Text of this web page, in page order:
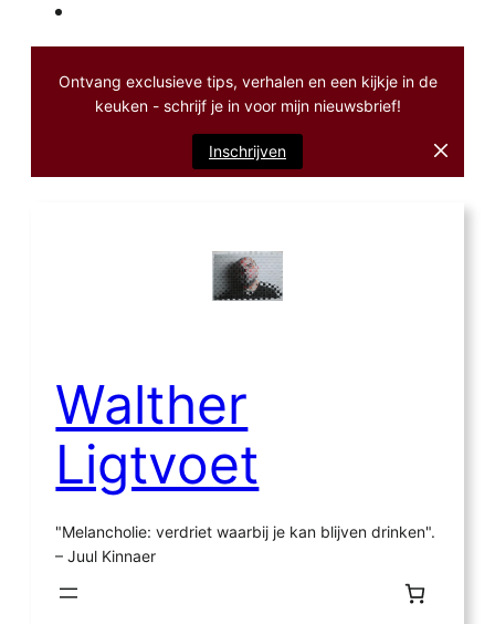
Ontvang exclusieve tips, verhalen en een kijkje in de
keuken - schrijf je in voor mijn nieuwsbrief!
Inschrijven
Walther
Ligtvoet
"Melancholie: verdriet waarbij je kan blijven drinken".
– Juul Kinnaer